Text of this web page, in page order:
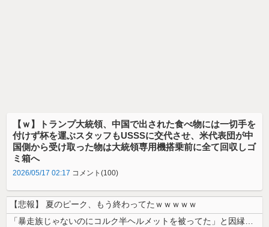
【ｗ】トランプ大統領、中国で出された食べ物には一切手を
付けず杯を運ぶスタッフもUSSSに交代させ、米代表団が中
国側から受け取った物は大統領専用機搭乗前に全て回収しゴ
ミ箱へ
2026/05/17 02:17 コメント(100)
【悲報】 夏のピーク、もう終わってたｗｗｗｗｗ
「暴走族じゃないのにコルク半ヘルメットを被ってた」と因縁つけて暴行 少...